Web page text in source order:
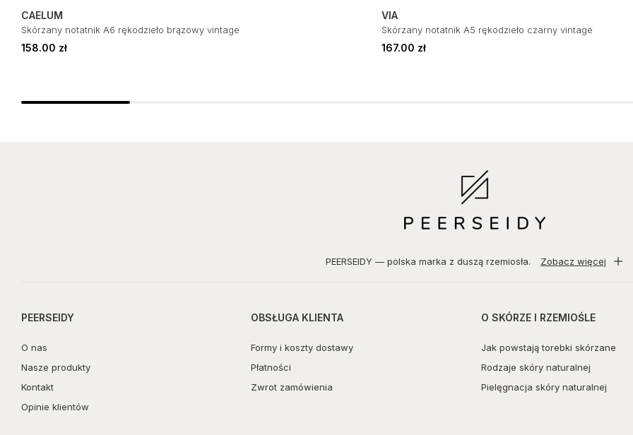
CAELUM
Skórzany notatnik A6 rękodzieło brązowy vintage
158.00 zł
VIA
Skórzany notatnik A5 rękodzieło czarny vintage
167.00 zł
PEERSEIDY — polska marka z duszą rzemiosła. Zobacz więcej
PEERSEIDY
O nas
Nasze produkty
Kontakt
Opinie klientów
OBSŁUGA KLIENTA
Formy i koszty dostawy
Płatności
Zwrot zamówienia
O SKÓRZE I RZEMIOŚLE
Jak powstają torebki skórzane
Rodzaje skóry naturalnej
Pielęgnacja skóry naturalnej